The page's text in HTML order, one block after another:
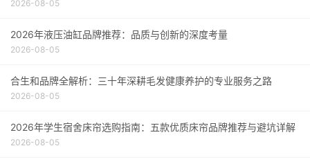
2026-08-05
2026年液压油缸品牌推荐：品质与创新的深度考量
2026-08-05
合生和品牌全解析：三十年深耕毛发健康养护的专业服务之路
2026-08-05
2026年学生宿舍床帘选购指南：五款优质床帘品牌推荐与避坑详解
2026-08-05